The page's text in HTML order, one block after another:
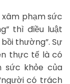
xâm phạm sức
thì điều luật
thường”. Sự
thực tế là có
sức khỏe của
có trách